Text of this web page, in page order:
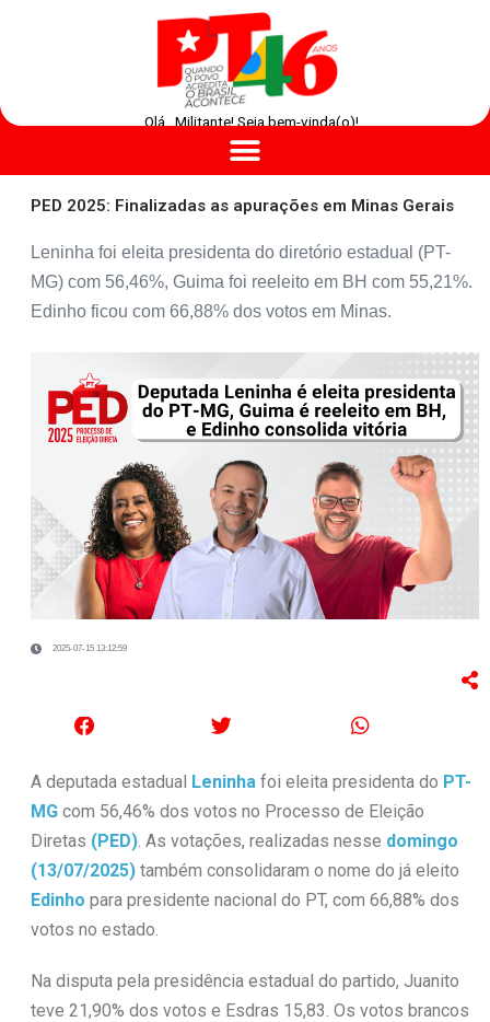
Olá , Militante! Seja bem-vinda(o)!
PED 2025: Finalizadas as apurações em Minas Gerais
Leninha foi eleita presidenta do diretório estadual (PT-
MG) com 56,46%, Guima foi reeleito em BH com 55,21%.
Edinho ficou com 66,88% dos votos em Minas.
2025-07-15 13:12:59
A deputada estadual Leninha foi eleita presidenta do PT-
MGcom 56,46% dos votos no Processo de Eleição
Diretas (PED). As votações, realizadas nesse domingo
(13/07/2025)também consolidaram o nome do já eleito
Edinho para presidente nacional do PT, com 66,88% dos
votos no estado.
Na disputa pela presidência estadual do partido, Juanito
teve 21,90% dos votos e Esdras 15,83. Os votos brancos